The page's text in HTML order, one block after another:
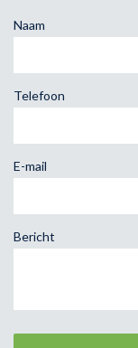
Naam
Telefoon
E-mail
Bericht